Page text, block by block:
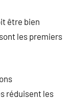
être bien
les premiers
réduisent les